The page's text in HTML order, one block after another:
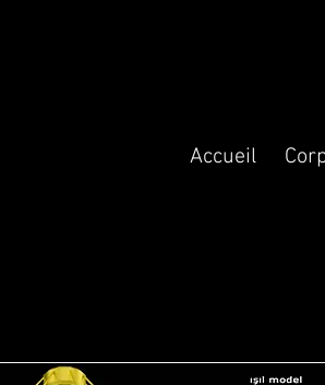
Accueil